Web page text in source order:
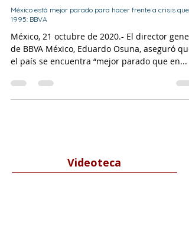
Redacción
21 oct 2020
2 min de lectura
México está mejor parado para hacer frente a crisis que
1995: BBVA
México, 21 octubre de 2020.- El director
el país se encuentra “mejor parado que en...